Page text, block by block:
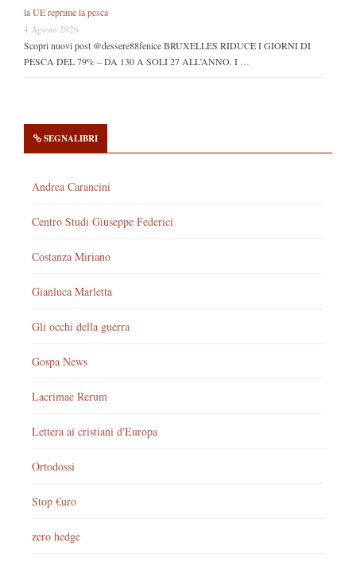
la UE reprime la pesca
4 Agosto 2026
Scopri nuovi post @dessere88fenice BRUXELLES RIDUCE I GIORNI DI
PESCA DEL 79% – DA 130 A SOLI 27 ALL’ANNO. I …
SEGNALIBRI
Andrea Carancini
Centro Studi Giuseppe Federici
Costanza Miriano
Gianluca Marletta
Gli occhi della guerra
Gospa News
Lacrimae Rerum
Lettera ai cristiani d'Europa
Ortodossi
Stop €uro
zero hedge